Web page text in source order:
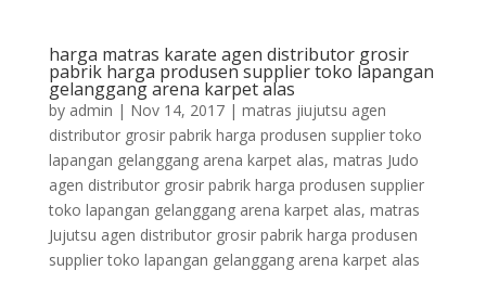
harga matras karate agen distributor grosir
pabrik harga produsen supplier toko lapangan
gelanggang arena karpet alas
by admin | Nov 14, 2017| matras jiujutsu agen
distributor grosir pabrik harga produsen supplier toko
lapangan gelanggang arena karpet alas, matras Judo
agen distributor grosir pabrik harga produsen supplier
toko lapangan gelanggang arena karpet alas, matras
Jujutsu agen distributor grosir pabrik harga produsen
supplier toko lapangan gelanggang arena karpet alas